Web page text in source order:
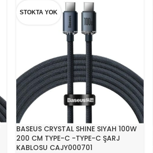
STOKTA YOK
BASEUS CRYSTAL SHINE SIYAH 100W
200 CM TYPE-C -TYPE-C ŞARJ
KABLOSU CAJY000701